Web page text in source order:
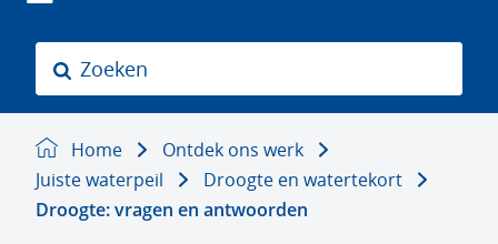
e
Zoeken
Home
Ontdek ons werk
Juiste waterpeil
Droogte en watertekort
Droogte: vragen en antwoorden